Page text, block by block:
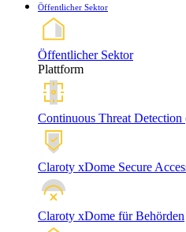
Öffentlicher Sektor
Öffentlicher Sektor
Plattform
Continuous Threat
Claroty xDome Secure
Claroty xDome für Behörden